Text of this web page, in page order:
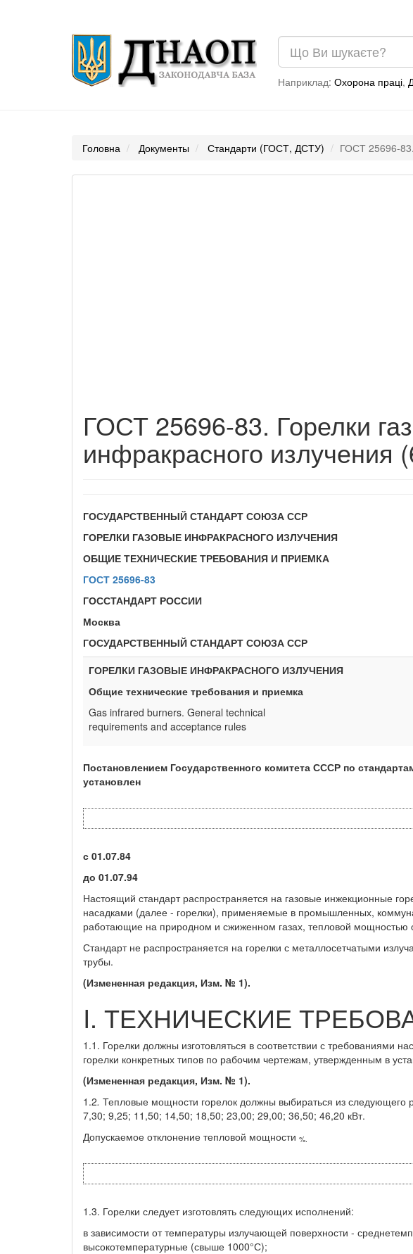
Наприклад: Охорона праці,
Головна Документы Стандарти (ГОСТ, ДСТУ) ГОСТ 25696-
ГОСТ 25696-83. Горелки
инфракрасного излучения
ГОСУДАРСТВЕННЫЙ СТАНДАРТ СОЮЗА ССР
ГОРЕЛКИ ГАЗОВЫЕ ИНФРАКРАСНОГО ИЗЛУЧЕНИЯ
ОБЩИЕ ТЕХНИЧЕСКИЕ ТРЕБОВАНИЯ И ПРИЕМКА
ГОСТ 25696-83
ГОССТАНДАРТ РОССИИ
Москва
ГОСУДАРСТВЕННЫЙ СТАНДАРТ СОЮЗА ССР
ГОРЕЛКИ ГАЗОВЫЕ ИНФРАКРАСНОГО ИЗЛУЧЕНИЯ
Общие технические требования и приемка
Gas infrared burners. General technical
requirements and acceptance rules
Постановлением Государственного комитета СССР по
установлен
с 01.07.84
до 01.07.94
Настоящий стандарт распространяется на газовые инжекционные
насадками (далее - горелки), применяемые в промышленных,
работающие на природном и сжиженном газах, тепловой мощностью
Стандарт не распространяется на горелки с металлосетчатыми
трубы.
(Измененная редакция, Изм. № 1).
I. ТЕХНИЧЕСКИЕ
1.1. Горелки должны изготовляться в соответствии с требованиями
горелки конкретных типов по рабочим чертежам, утвержденным в
(Измененная редакция, Изм. № 1).
1.2. Тепловые мощности горелок должны выбираться из
7,30; 9,25; 11,50; 14,50; 18,50; 23,00; 29,00; 36,50; 46,20 кВт.
Допускаемое отклонение тепловой мощности %.
1.3. Горелки следует изготовлять следующих исполнений:
в зависимости от температуры излучающей поверхности -
высокотемпературные (свыше 1000°С);